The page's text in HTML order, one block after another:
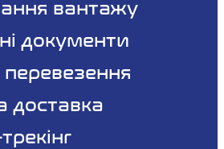
вантажу
документи
перевезення
доставка